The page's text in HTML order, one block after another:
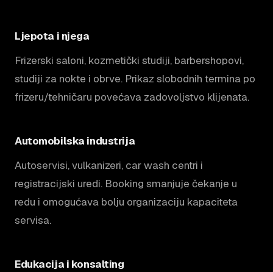
Ljepota i njega
Frizerski saloni, kozmetički studiji, barbershopovi,
studiji za nokte i obrve. Prikaz slobodnih termina po
frizeru/tehničaru povećava zadovoljstvo klijenata.
Automobilska industrija
Autoservisi, vulkanizeri, car wash centri i
registracijski uredi. Booking smanjuje čekanje u
redu i omogućava bolju organizaciju kapaciteta
servisa.
Edukacija i konsalting